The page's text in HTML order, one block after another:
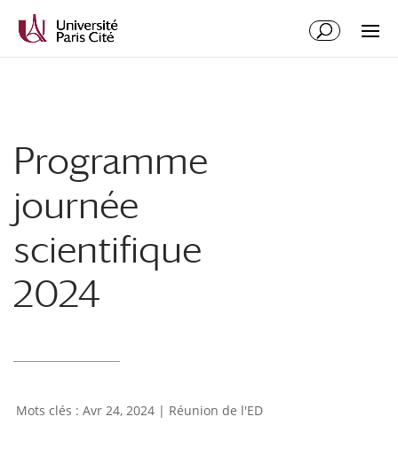
contenu
Programme
journée
scientifique
2024
Avr 24, 2024 | Réunion de l'ED